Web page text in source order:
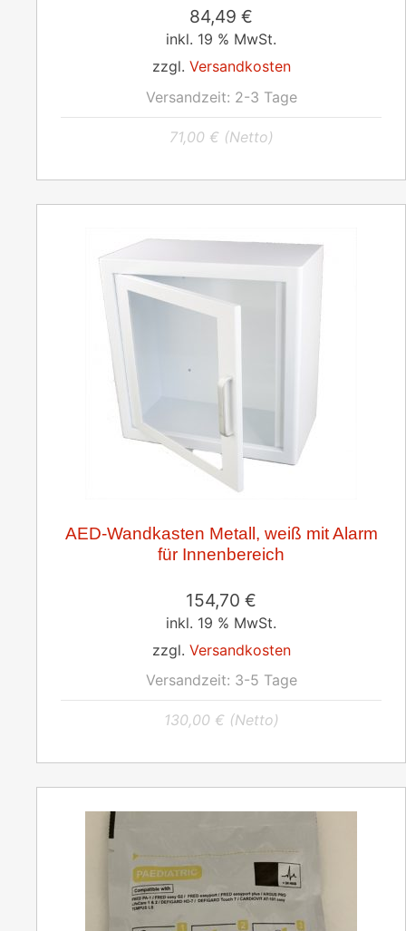
84,49 €
inkl. 19 % MwSt.
zzgl. Versandkosten
Versandzeit: 2-3 Tage
71,00 € (Netto)
AED-Wandkasten Metall, weiß mit Alarm
für Innenbereich
154,70 €
inkl. 19 % MwSt.
zzgl. Versandkosten
Versandzeit: 3-5 Tage
130,00 € (Netto)